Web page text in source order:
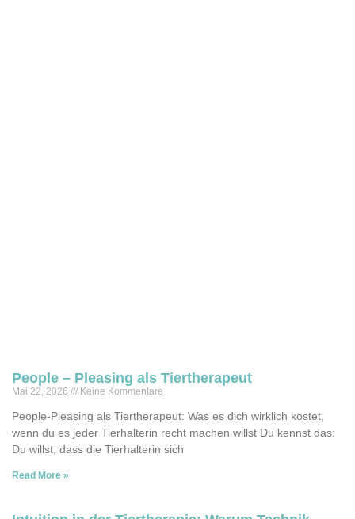
People – Pleasing als Tiertherapeut
Mai 22, 2026 Keine Kommentare
People-Pleasing als Tiertherapeut: Was es dich wirklich kostet,
wenn du es jeder Tierhalterin recht machen willst Du kennst das:
Du willst, dass die Tierhalterin sich
Read More »